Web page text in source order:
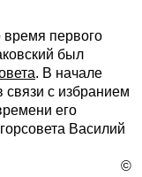
время первого
был
. В начале
связи с избранием
его
Василий
©